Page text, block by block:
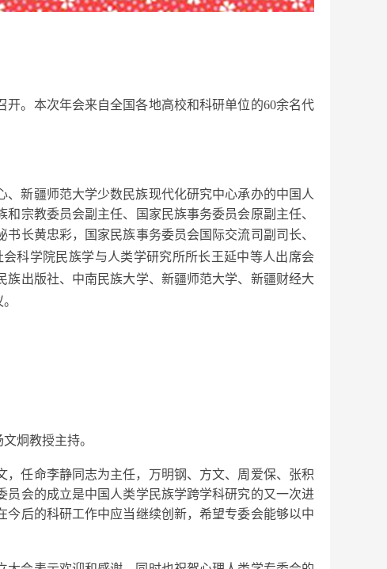
。本次年会来自全国各地高校和科研单位的60余名代
新疆师范大学少数民族现代化研究中心承办的中国人
宗教委员会副主任、国家民族事务委员会原副主任、
书长黄忠彩， 国家民族事务委员会国际交流司副司长、
科学院民族学与人类学研究所所长王延中等人出席会
出版社、中南民族大学、新疆师范大学、新疆财经大
炯教授主持。
任命李静同志为主任，万明钢、方文、周爱保、张积
会的成立是中国人类学民族学跨学科研究的又一次进
后的科研工作中应当继续创新，希望专委会能够以中